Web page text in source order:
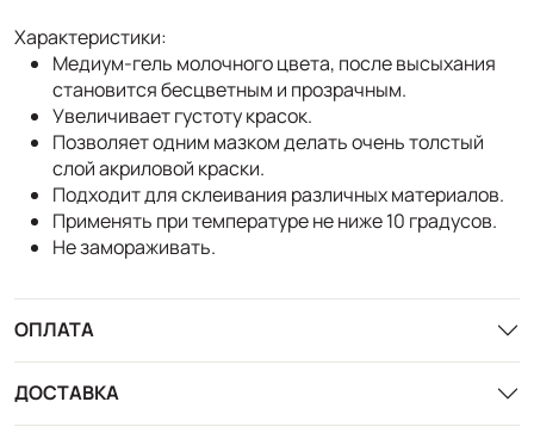
Характеристики:
Медиум-гель молочного цвета, после высыхания
становится бесцветным и прозрачным.
Увеличивает густоту красок.
Позволяет одним мазком делать очень толстый
слой акриловой краски.
Подходит для склеивания различных материалов.
Применять при температуре не ниже 10 градусов.
Не замораживать.
ОПЛАТА
ДОСТАВКА